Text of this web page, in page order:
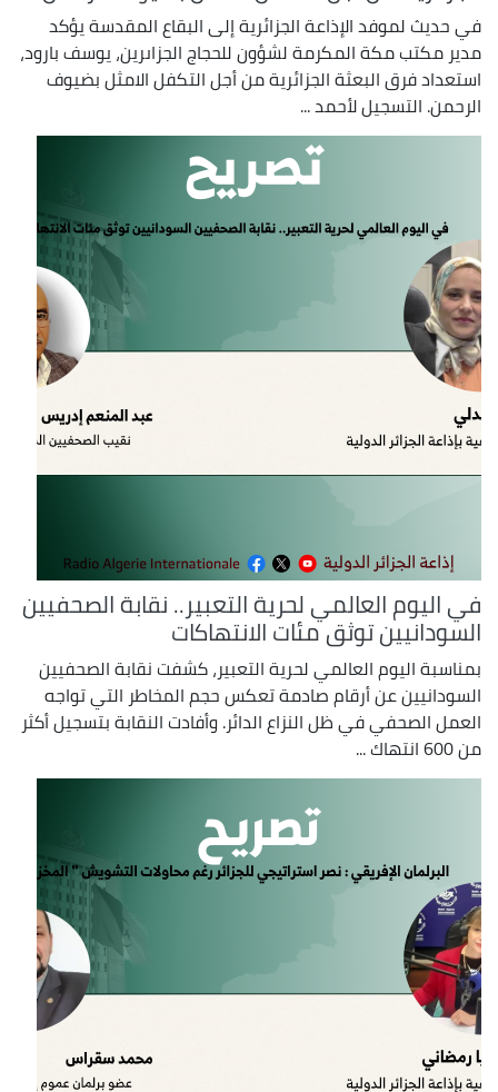
في حديث لموفد الإذاعة الجزائرية إلى البقاع المقدسة يؤكد
مدير مكتب مكة المكرمة لشؤون للحجاج الجزاىرين، يوسف بارود،
استعداد فرق البعثة الجزائرية من أجل التكفل الامثل بضيوف
الرحمن. التسجيل لأحمد ...
في اليوم العالمي لحرية التعبير.. نقابة الصحفيين
السودانيين توثق مئات الانتهاكات
بمناسبة اليوم العالمي لحرية التعبير، كشفت نقابة الصحفيين
السودانيين عن أرقام صادمة تعكس حجم المخاطر التي تواجه
العمل الصحفي في ظل النزاع الدائر. وأفادت النقابة بتسجيل أكثر
من 600 انتهاك ...